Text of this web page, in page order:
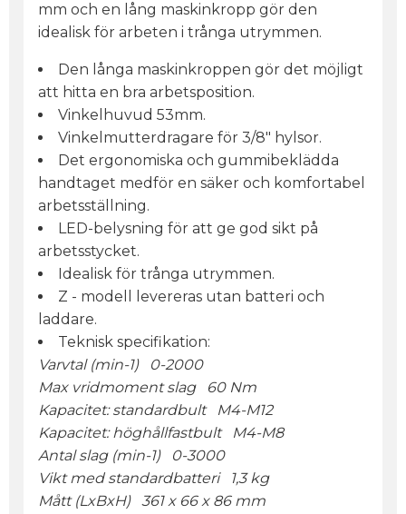
mm och en lång maskinkropp gör den
idealisk för arbeten i trånga utrymmen.
Den långa maskinkroppen gör det möjligt
att hitta en bra arbetsposition.
Vinkelhuvud 53mm.
Vinkelmutterdragare för 3/8" hylsor.
Det ergonomiska och gummibeklädda
handtaget medför en säker och komfortabel
arbetsställning.
LED-belysning för att ge god sikt på
arbetsstycket.
Idealisk för trånga utrymmen.
Z - modell levereras utan batteri och
laddare.
Teknisk specifikation:
Varvtal (min-1) 0-2000
Max vridmoment slag 60 Nm
Kapacitet: standardbult M4-M12
Kapacitet: höghållfastbult M4-M8
Antal slag (min-1) 0-3000
Vikt med standardbatteri 1,3 kg
Mått (LxBxH) 361 x 66 x 86 mm